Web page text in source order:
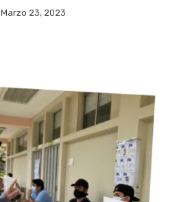
Marzo 23, 2023